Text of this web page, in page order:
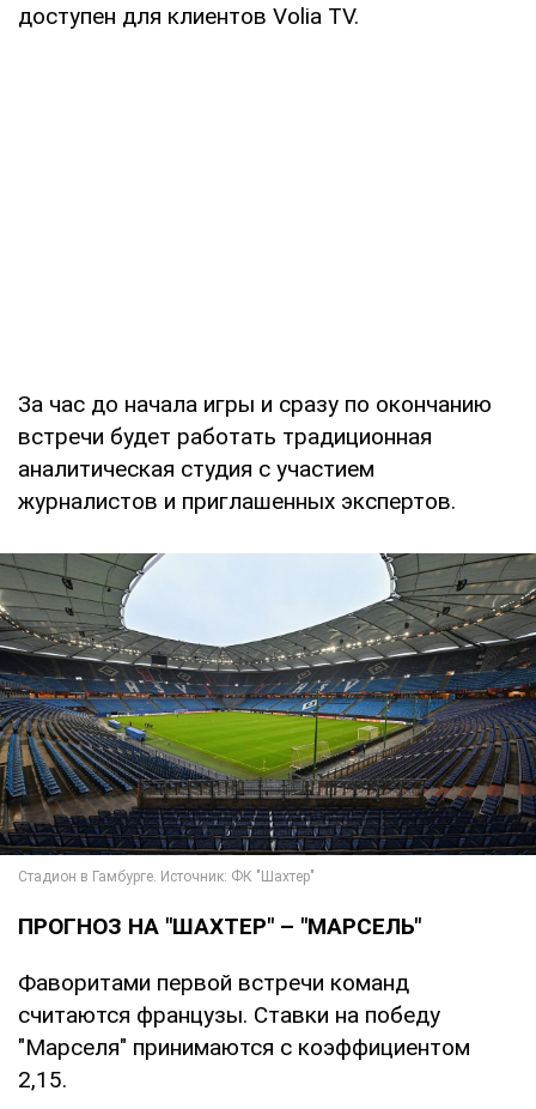
доступен для клиентов Volia TV.
За час до начала игры и сразу по окончанию
встречи будет работать традиционная
аналитическая студия с участием
журналистов и приглашенных экспертов.
ПРОГНОЗ НА "ШАХТЕР" – "МАРСЕЛЬ"
Фаворитами первой встречи команд
считаются французы. Ставки на победу
"Марселя" принимаются с коэффициентом
2,15.